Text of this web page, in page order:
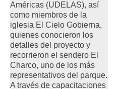
Américas (UDELAS), así
como miembros de la
iglesia El Cielo Gobierna,
quienes conocieron los
detalles del proyecto y
recorrieron el sendero El
Charco, uno de los más
representativos del parque.
A través de capacitaciones